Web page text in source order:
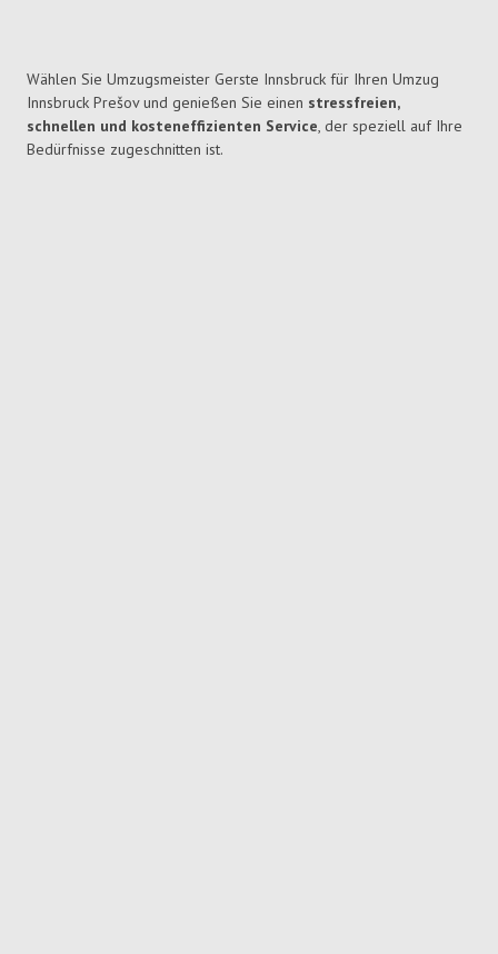
Wählen Sie Umzugsmeister Gerste Innsbruck für Ihren Umzug
Innsbruck Prešov und genießen Sie einen stressfreien,
schnellen und kosteneffizienten Service, der speziell auf Ihre
Bedürfnisse zugeschnitten ist.